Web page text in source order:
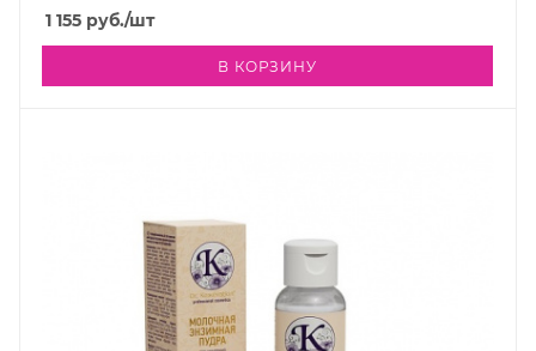
1 155 руб./шт
В КОРЗИНУ